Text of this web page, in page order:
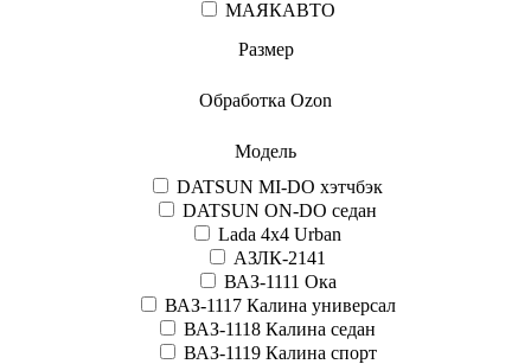
МАЯКАВТО
Размер
Обработка Ozon
Модель
DATSUN MI-DO хэтчбэк
DATSUN ON-DO седан
Lada 4x4 Urban
АЗЛК-2141
ВАЗ-1111 Ока
ВАЗ-1117 Калина универсал
ВАЗ-1118 Калина седан
ВАЗ-1119 Калина спорт